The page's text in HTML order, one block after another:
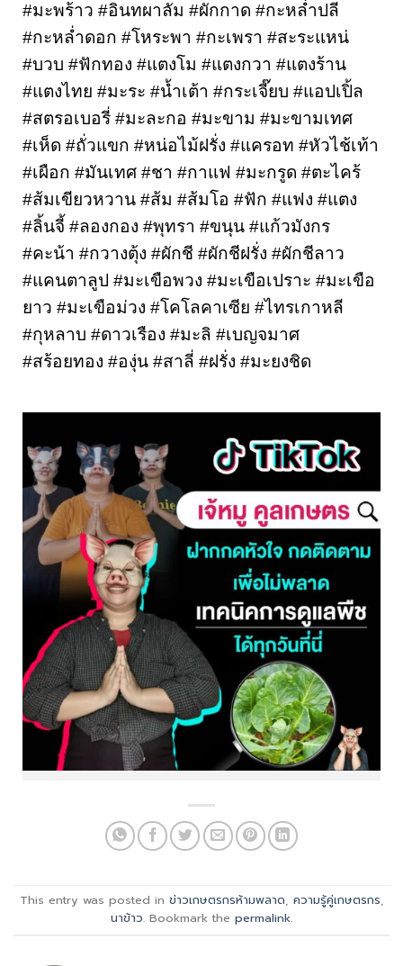
#มะพร้าว #อินทผาลัม #ผักกาด #กะหล่ำปลี
#กะหล่ำดอก #โหระพา #กะเพรา #สะระแหน่
#บวบ #ฟักทอง #แตงโม #แตงกวา #แตงร้าน
#แตงไทย #มะระ #น้ำเต้า #กระเจี๊ยบ #แอปเปิ้ล
#สตรอเบอรี่ #มะละกอ #มะขาม #มะขามเทศ
#เห็ด #ถั่วแขก #หน่อไม้ฝรั่ง #แครอท #หัวไช้เท้า
#เผือก #มันเทศ #ชา #กาแฟ #มะกรูด #ตะไคร้
#ส้มเขียวหวาน #ส้ม #ส้มโอ #ฟัก #แฟง #แตง
#ลิ้นจี้ #ลองกอง #พุทรา #ขนุน #แก้วมังกร
#คะน้า #กวางตุ้ง #ผักชี #ผักชีฝรั่ง #ผักชีลาว
#แคนตาลูป #มะเขือพวง #มะเขือเปราะ #มะเขือ
ยาว #มะเขือม่วง #โคโลคาเซีย #ไทรเกาหลี
#กุหลาบ #ดาวเรือง #มะลิ #เบญจมาศ
#สร้อยทอง #องุ่น #สาลี่ #ฝรั่ง #มะยงชิด
This entry was posted in ข่าวเกษตรกรห้ามพลาด, ความรู้คู่เกษตรกร,
นาข้าว. Bookmark the permalink.